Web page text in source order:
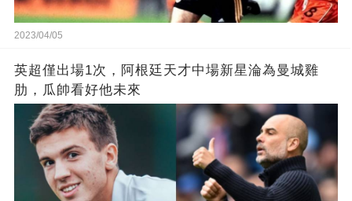
2023/04/05
英超僅出場1次，阿根廷天才中場新星淪為曼城雞
肋，瓜帥看好他未來